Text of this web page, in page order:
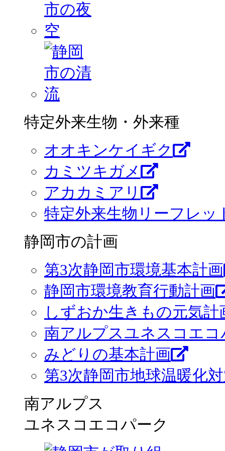
特定外来生物・外来種
オオキンケイギク
カミツキガメ
アカカミアリ
特定外来生物リーフレッ
静岡市の計画
第3次静岡市環境基本計画
静岡市環境教育行動計画
しずおか生きもの元気
南アルプスユネスコエ
みどりの基本計画
第3次静岡市地球温暖化
南アルプス
ユネスコエコパーク